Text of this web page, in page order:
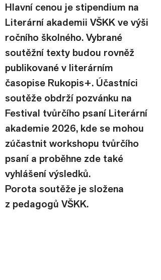
Hlavní cenou je stipendium na
Literární akademii VŠKK ve výši
ročního školného. Vybrané
soutěžní texty budou rovněž
publikované v literárním
časopise Rukopis+. Účastníci
soutěže obdrží pozvánku na
Festival tvůrčího psaní Literární
akademie 2026, kde se mohou
zúčastnit workshopu tvůrčího
psaní a proběhne zde také
vyhlášení výsledků.
Porota soutěže je složena
z pedagogů VŠKK.